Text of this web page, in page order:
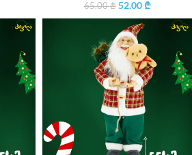
65.00₾ 52.00₾